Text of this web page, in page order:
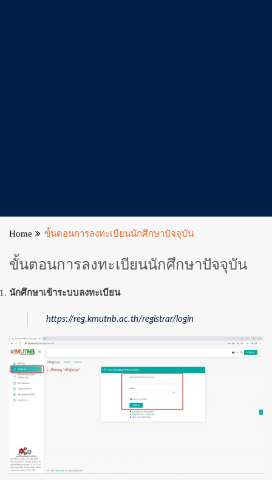
Home ขั้นตอนการลงทะเบียนนักศึกษาปัจจุบัน
ขั้นตอนการลงทะเบียนนักศึกษาปัจจุบัน
นักศึกษาเข้าระบบลงทะเบียน
https://reg.kmutnb.ac.th/registrar/login